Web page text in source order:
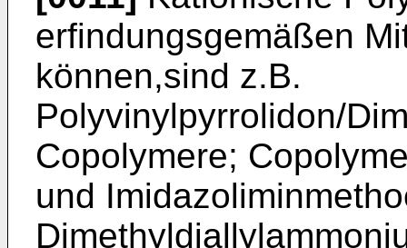
erfindungsgemäßen
können,sind z.B.
Polyvinylpyrrolidon/
Copolymere;
und